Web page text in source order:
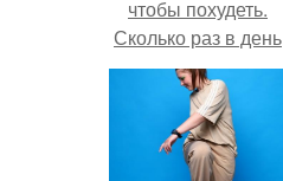
чтобы похудеть.
Сколько раз в день
делать планку —,
чтобы был
результат для
похудения